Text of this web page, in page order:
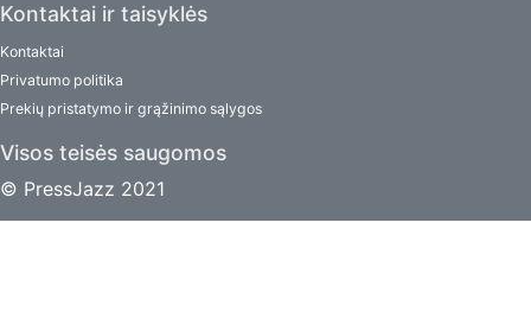
Kontaktai ir taisyklės
Kontaktai
Privatumo politika
Prekių pristatymo ir grąžinimo sąlygos
Visos teisės saugomos
© PressJazz 2021